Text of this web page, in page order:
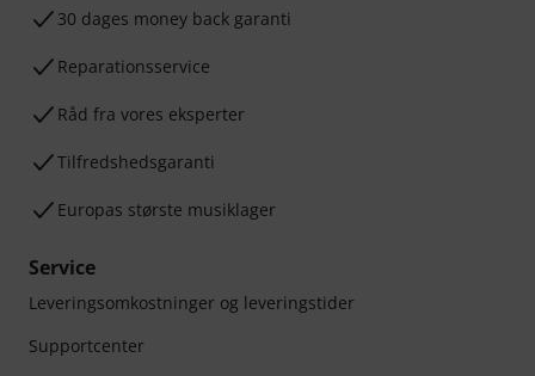
30 dages money back garanti
Reparationsservice
Råd fra vores eksperter
Tilfredshedsgaranti
Europas største musiklager
Service
Leveringsomkostninger og leveringstider
Supportcenter